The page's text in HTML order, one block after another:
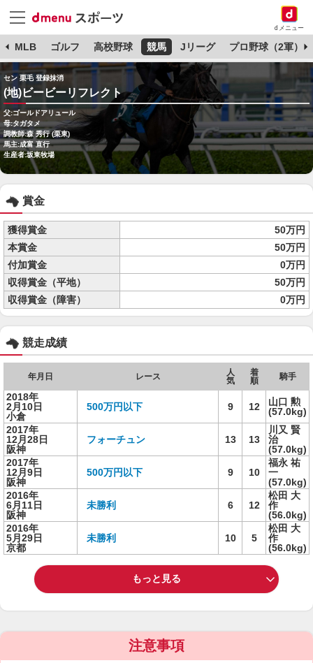
dメニュー
MLB ゴルフ 高校野球 競馬 Jリーグ プロ野球（2軍）
セン 栗毛 登録抹消
(地)ビービーリフレクト
父:ゴールドアリュール
母:タガタメ
調教師:森 秀行 (栗東)
馬主:成富 直行
生産者:坂東牧場
賞金
獲得賞金
50万円
本賞金
50万円
付加賞金
0万円
収得賞金（平地）
50万円
収得賞金（障害）
0万円
競走成績
年月日 レース
人
気
着
順
騎手
2018年
2月10日
小倉
500万円以下 9 12
山口 勲
(57.0kg)
2017年
12月28日
阪神
フォーチュン 13 13
川又 賢
治
(57.0kg)
2017年
12月9日
阪神
500万円以下 9 10
福永 祐
一
(57.0kg)
2016年
6月11日
阪神
未勝利 6 12
松田 大
作
(56.0kg)
2016年
5月29日
京都
未勝利 10 5
松田 大
作
(56.0kg)
もっと見る
注意事項